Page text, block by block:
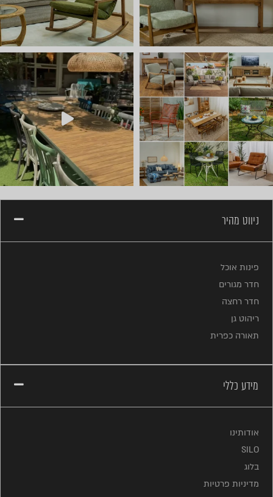
יום שישי 🔆 🌈 ניפגש אצלנו ב
ניווט מהיר
פינות אוכל
חדר מגורים
חדר רחצה
ריהוט גן
תאורה כפרית
מידע כללי
אודותינו
SILO
בלוג
מדיניות פרטיות